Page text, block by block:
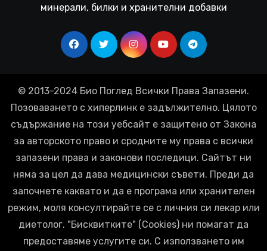
минерали, билки и хранителни добавки
© 2013-2024 Био Поглед Всички Права Запазени.
Позоваването с хиперлинк е задължително. Цялото
съдържание на този уебсайт е защитено от Закона
за авторското право и сродните му права с всички
запазени права и законови последици. Сайтът ни
няма за цел да дава медицински съвети. Преди да
започнете каквато и да е програма или хранителен
режим, моля консултирайте се с личния си лекар или
диетолог. "Бисквитките" (Cookies) ни помагат да
предоставяме услугите си. С използването им